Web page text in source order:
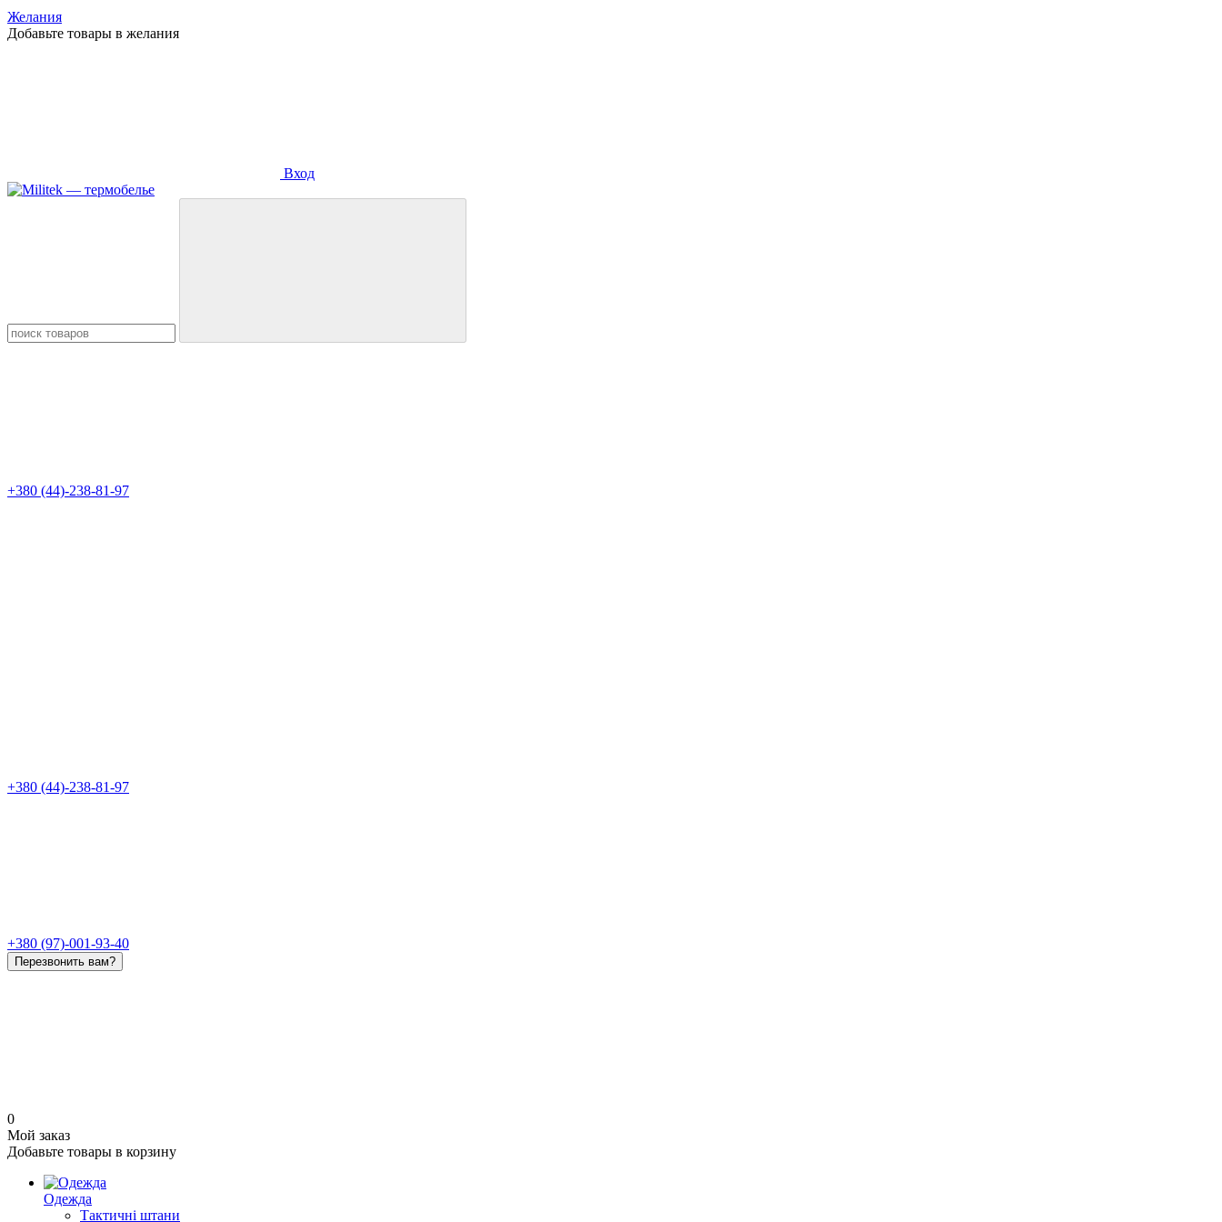
Желания
Добавьте товары в желания
Вход
+380 (44)-238-81-97
+380 (44)-238-81-97
+380 (97)-001-93-40
Перезвонить вам?
0
Мой заказ
Добавьте товары в корзину
Одежда
Тактичні штани